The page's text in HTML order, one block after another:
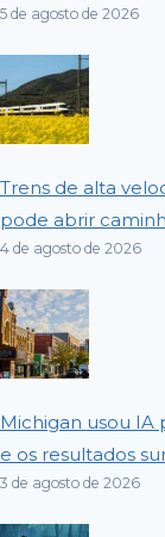
5 de agosto de 2026
Trens de alta
pode abrir
4 de agosto de 2026
Michigan usou IA
e os resultados
3 de agosto de 2026